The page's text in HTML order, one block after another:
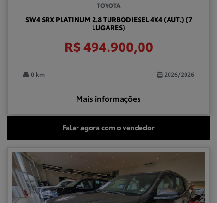
TOYOTA
SW4 SRX PLATINUM 2.8 TURBODIESEL 4X4 (AUT.) (7
LUGARES)
R$ 494.900,00
0 km 2026/2026
Mais informações
Falar agora com o vendedor